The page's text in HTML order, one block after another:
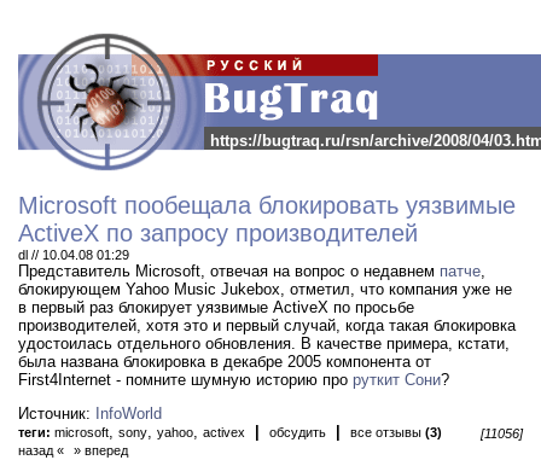
https://bugtraq.ru/rsn/archive/2008/04/
Microsoft пообещала блокировать уязвимые
ActiveX по запросу производителей
dl // 10.04.08 01:29
Представитель Microsoft, отвечая на вопрос о недавнем патче,
блокирующем Yahoo Music Jukebox, отметил, что компания уже не
в первый раз блокирует уязвимые ActiveX по просьбе
производителей, хотя это и первый случай, когда такая блокировка
удостоилась отдельного обновления. В качестве примера, кстати,
была названа блокировка в декабре 2005 компонента от
First4Internet - помните шумную историю про руткит Сони?
Источник:
InfoWorld
теги: microsoft, sony, yahoo, activex обсудить все отзывы (3)
[11056]
назад «
» вперед